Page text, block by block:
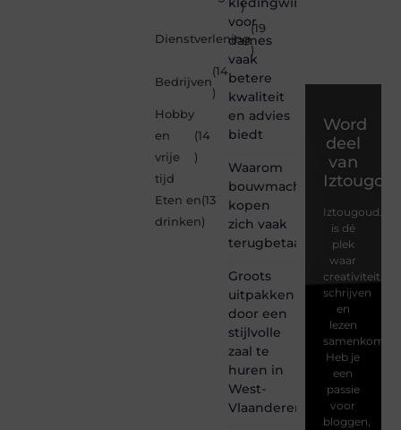
)
Dienstverlening
(19
)
Bedrijven
(14
)
Hobby
en
vrije
tijd
(14
)
Eten en
drinken
(13
)
voor
dames
vaak
betere
kwaliteit
en advies
biedt
Waarom
bouwmachines
kopen
zich vaak
terugbetaalt
Groots
uitpakken
door een
stijlvolle
zaal te
huren in
West-
Vlaanderen
Word
deel
van
Iztougoud.be
is dé
plek
waar
creativiteit,
schrijven
en
lezen
samenkomen.
Heb je
een
passie
voor
bloggen,